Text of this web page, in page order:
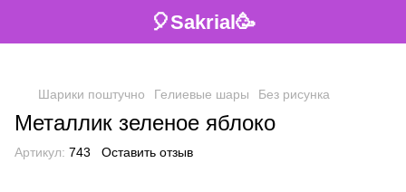
🎈Sakrial🥳
Шарики поштучно Гелиевые шары Без рисунка
Металлик зеленое яблоко
Артикул: 743 Оставить отзыв